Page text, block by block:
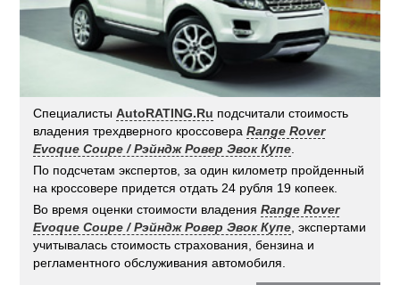
СпециалистыAutoRATING.Ru подсчитали стоимость
владения трехдверного кроссовераRange Rover
Evoque Coupe / Рэйндж Ровер Эвок Купе
По подсчетам экспертов, за один километр пройденный
на кроссовере придется отдать 24 рубля 19 копеек.
Во время оценки стоимости владенияRange Rover
Evoque Coupe / Рэйндж Ровер Эвок Купе , экспертами
учитывалась стоимость страхования, бензина и
регламентного обслуживания автомобиля.